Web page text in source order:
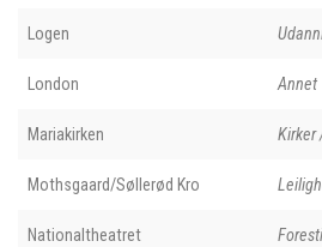
Logen
London Annet
Mariakirken Kirker
Mothsgaard/Søllerød Kro
Nationaltheatret